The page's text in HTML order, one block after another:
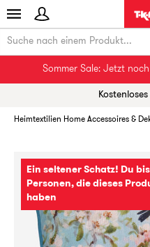
Sommer Sale: Jetzt
Heimtextilien Home Accessoires &
Ein seltener Schatz! Du
Personen, die dieses
haben